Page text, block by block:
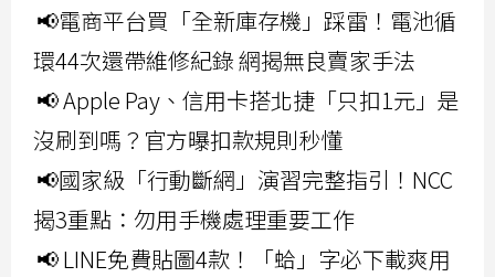
📢電商平台買「全新庫存機」踩雷！電池循
環44次還帶維修紀錄 網揭無良賣家手法
📢 Apple Pay、信用卡搭北捷「只扣1元」是
沒刷到嗎？官方曝扣款規則秒懂
📢國家級「行動斷網」演習完整指引！NCC
揭3重點：勿用手機處理重要工作
📢 LINE免費貼圖4款！「蛤」字必下載爽用